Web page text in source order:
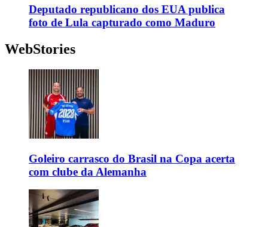
Deputado republicano dos EUA publica
foto de Lula capturado como Maduro
WebStories
Goleiro carrasco do Brasil na Copa acerta
com clube da Alemanha